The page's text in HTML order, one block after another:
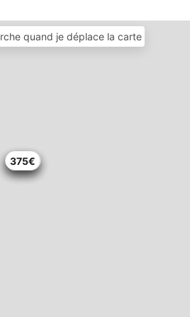
155€
155€
229€
375€
quand je déplace la carte